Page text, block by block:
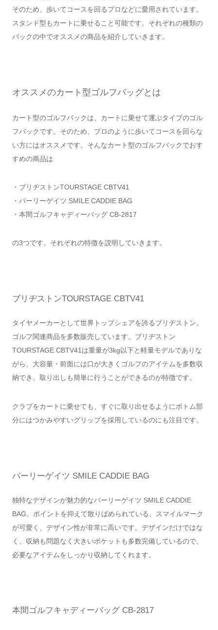
そのため、歩いてコースを回るプロなどに愛用されています。
スタンド型もカートに乗せること可能です。それぞれの種類の
バックの中でオススメの商品を紹介していきます。
オススメのカート型ゴルフバッグとは
カート型のゴルフバックは、カートに乗せて運ぶタイプのゴル
フバックです。そのため、プロのように歩いてコースを回らな
い方にはオススメです。そんなカート型のゴルフバックでおす
すめの商品は
・ブリヂストンTOURSTAGE CBTV41
・パーリーゲイツ SMILE CADDIE BAG
・本間ゴルフキャディーバッグ CB-2817
の3つです。それぞれの特徴を説明していきます。
ブリヂストンTOURSTAGE CBTV41
タイヤメーカーとして世界トップシェアを誇るブリヂストン。
ゴルフ関連商品を多数販売しています。ブリヂストン
TOURSTAGE CBTV41は重量が3kg以下と軽量モデルでありな
がら、大容量・前面には口が大きくゴルフのアイテムを多数収
納でき、取り出しも簡単に行うことができるのが特徴です。
クラブをカートに乗せても、すぐに取り出せるようにボトム部
分にはつかみやすいグリップを採用しているのにも注目です。
パーリーゲイツ SMILE CADDIE BAG
独特なデザインが魅力的なパーリーゲイツ SMILE CADDIE
BAG。ポイントを抑えて散りばめられている、スマイルマーク
が可愛く、デザイン性が非常に高いです。デザインだけではな
く、収納も問題なく大きいポケットも多数完備しているので、
必要なアイテムをしっかり収納してくれます。
本間ゴルフキャディーバッグ CB-2817